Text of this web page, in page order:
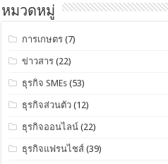
หมวดหมู่
การเกษตร (7)
ข่าวสาร (22)
ธุรกิจ SMEs (53)
ธุรกิจส่วนตัว (12)
ธุรกิจออนไลน์ (22)
ธุรกิจแฟรนไชส์ (39)